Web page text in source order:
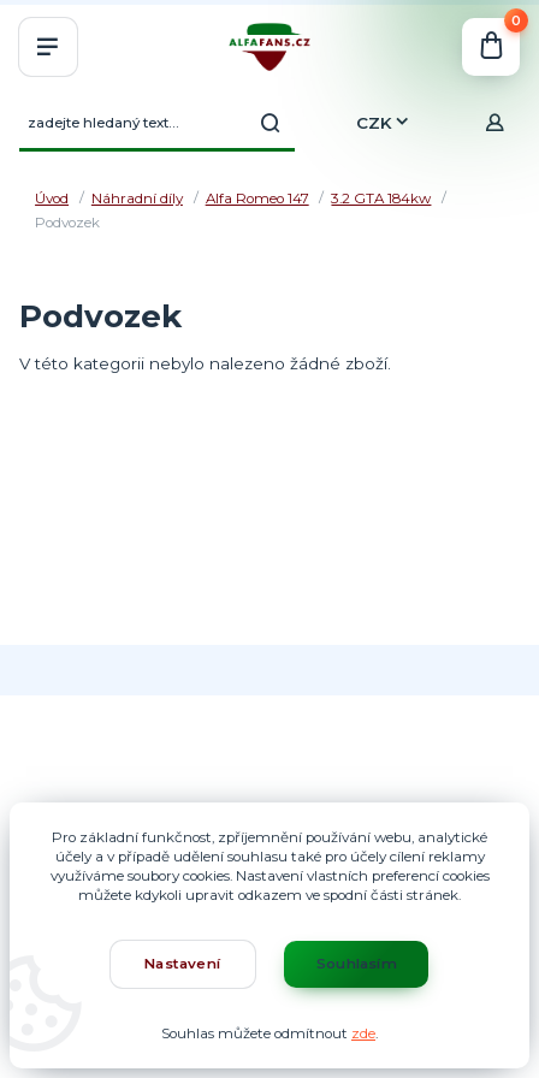
CZK
0
Úvod Náhradní díly Alfa Romeo 147
3.2 GTA 184kw
Podvozek
Podvozek
V této kategorii nebylo nalezeno žádné zboží.
Pro základní funkčnost, zpříjemnění používání webu, analytické
účely a v případě udělení souhlasu také pro účely cílení reklamy
využíváme soubory cookies. Nastavení vlastních preferencí cookies
můžete kdykoli upravit odkazem ve spodní části stránek.
Nastavení Souhlasím
Souhlas můžete odmítnout zde.